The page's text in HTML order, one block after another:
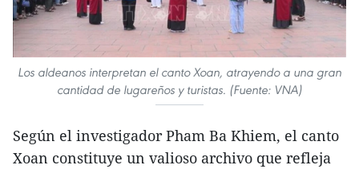
Los aldeanos interpretan el canto Xoan, atrayendo a una gran
cantidad de lugareños y turistas. (Fuente: VNA)
Según el investigador Pham Ba Khiem, el canto
Xoan constituye un valioso archivo que refleja